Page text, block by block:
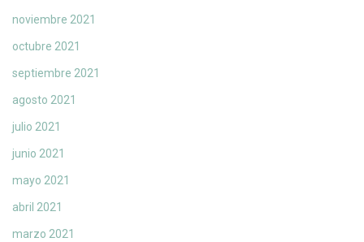
noviembre 2021
octubre 2021
septiembre 2021
agosto 2021
julio 2021
junio 2021
mayo 2021
abril 2021
marzo 2021